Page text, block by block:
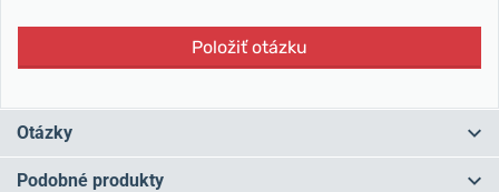
Položiť otázku
Otázky
Podobné produkty